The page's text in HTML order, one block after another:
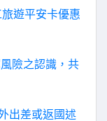
遊平安卡優惠
險之認識，共
出差或返國述